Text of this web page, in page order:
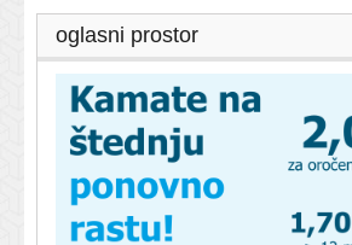
oglasni prostor